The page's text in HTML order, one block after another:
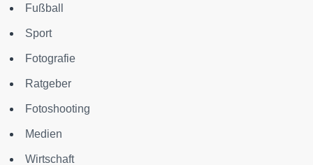
Fußball
Sport
Fotografie
Ratgeber
Fotoshooting
Medien
Wirtschaft